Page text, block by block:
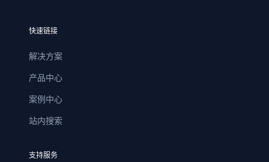
快速链接
解决方案
产品中心
案例中心
站内搜索
支持服务